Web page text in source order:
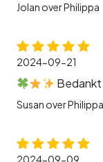
Jolan over Philippa
2024-09-21
Bedankt
Susan over Philippa
2024-09-09